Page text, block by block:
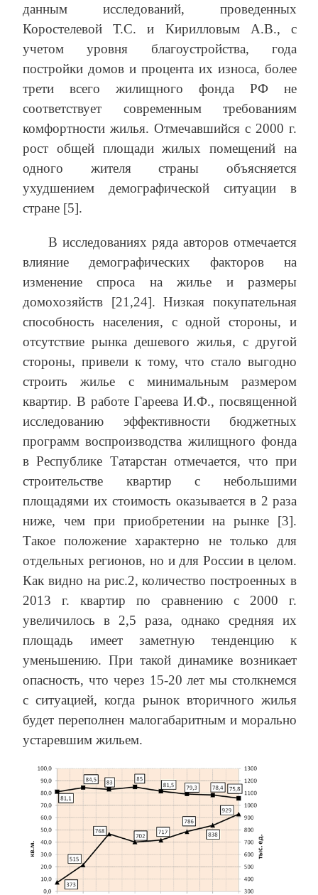
данным исследований, проведенных
Коростелевой Т.С. и Кирилловым А.В., с
учетом уровня благоустройства, года
постройки домов и процента их износа, более
трети всего жилищного фонда РФ не
соответствует современным требованиям
комфортности жилья. Отмечавшийся с 2000 г.
рост общей площади жилых помещений на
одного жителя страны объясняется
ухудшением демографической ситуации в
стране [5].
В исследованиях ряда авторов отмечается
влияние демографических факторов на
изменение спроса на жилье и размеры
домохозяйств [21,24]. Низкая покупательная
способность населения, с одной стороны, и
отсутствие рынка дешевого жилья, с другой
стороны, привели к тому, что стало выгодно
строить жилье с минимальным размером
квартир. В работе Гареева И.Ф., посвященной
исследованию эффективности бюджетных
программ воспроизводства жилищного фонда
в Республике Татарстан отмечается, что при
строительстве квартир с небольшими
площадями их стоимость оказывается в 2 раза
ниже, чем при приобретении на рынке [3].
Такое положение характерно не только для
отдельных регионов, но и для России в целом.
Как видно на рис.2, количество построенных в
2013 г. квартир по сравнению с 2000 г.
увеличилось в 2,5 раза, однако средняя их
площадь имеет заметную тенденцию к
уменьшению. При такой динамике возникает
опасность, что через 15-20 лет мы столкнемся
с ситуацией, когда рынок вторичного жилья
будет переполнен малогабаритным и морально
устаревшим жильем.